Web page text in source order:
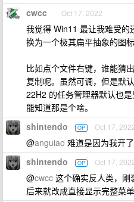
cwcc Oct 17, 2022
我觉得 Win11 最让我难受
换为一个极其扁平抽象的图
比如点个文件右键，谁能猜
复制呢。虽然可调，但是默
22H2 的任务管理器默认也
能知道那是个啥。
shintendo OP Oct 17,
@anguiao 难道是因为我开
shintendo OP Oct 17,
@cwcc 这个确实反人类，刚
后来就改成直接显示完整菜